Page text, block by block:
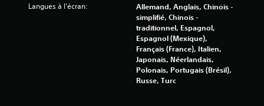
Langues à l’écran:
Allemand, Anglais, Chinois -
simplifié, Chinois -
traditionnel, Espagnol,
Espagnol (Mexique),
Français (France), Italien,
Japonais, Néerlandais,
Polonais, Portugais (Brésil),
Russe, Turc